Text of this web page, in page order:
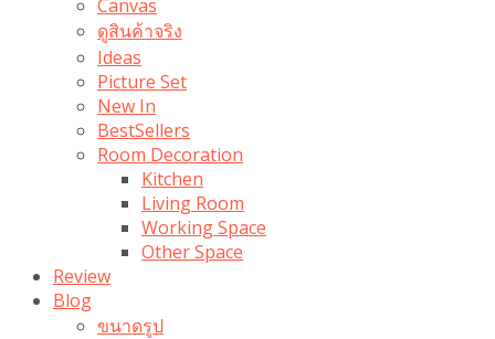
Canvas
ดูสินค้าจริง
Ideas
Picture Set
New In
BestSellers
Room Decoration
Kitchen
Living Room
Working Space
Other Space
Review
Blog
ขนาดรูป